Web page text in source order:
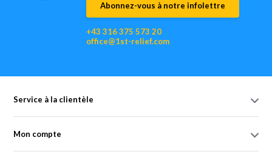
Abonnez-vous à notre infolettre
+43 316 375 573 20
office@1st-relief.com
Service à la clientèle
Mon compte